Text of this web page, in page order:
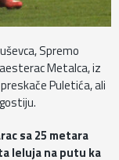
Spremo
Metalca, iz
Puletića, ali
sa 25 metara
leluja na putu ka